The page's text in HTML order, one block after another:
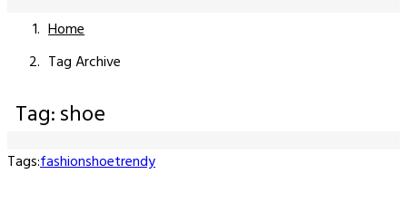
Home
Tag Archive
Tag: shoe
Tags:fashionshoetrendy